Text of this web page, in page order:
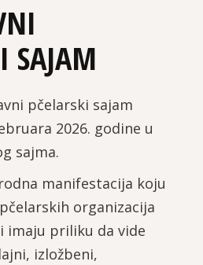
SAJAM
pčelarski sajam
2026. godine u
sajma.
manifestacija koju
organizacija
imaju priliku da vide
izložbeni,